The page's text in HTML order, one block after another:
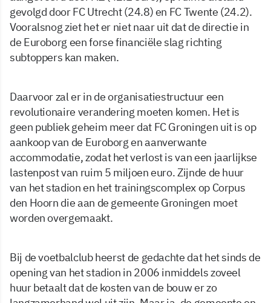
gevolgd door FC Utrecht (24.8) en FC Twente (24.2).
Vooralsnog ziet het er niet naar uit dat de directie in
de Euroborg een forse financiële slag richting
subtoppers kan maken.
Daarvoor zal er in de organisatiestructuur een
revolutionaire verandering moeten komen. Het is
geen publiek geheim meer dat FC Groningen uit is op
aankoop van de Euroborg en aanverwante
accommodatie, zodat het verlost is van een jaarlijkse
lastenpost van ruim 5 miljoen euro. Zijnde de huur
van het stadion en het trainingscomplex op Corpus
den Hoorn die aan de gemeente Groningen moet
worden overgemaakt.
Bij de voetbalclub heerst de gedachte dat het sinds de
opening van het stadion in 2006 inmiddels zoveel
huur betaalt dat de kosten van de bouw er zo